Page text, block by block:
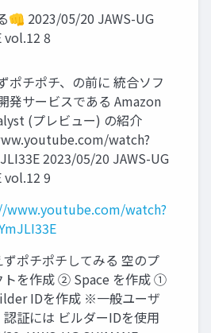
👊 2023/05/20 JAWS-UG
vol.12 8
ポチポチ、の前に 統合ソフ
発サービスである Amazon
(プレビュー) の紹介
watch?
2023/05/20 JAWS-UG
vol.12 9
www.youtube.com/watch?
ずポチポチしてみる 空のプ
トを作成 ② Space を作成 ①
IDを作成 ※一般ユーザ
認証には ビルダーIDを使用